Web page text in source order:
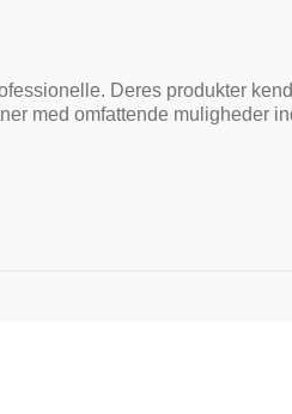
Deres produkter
med omfattende muligheder